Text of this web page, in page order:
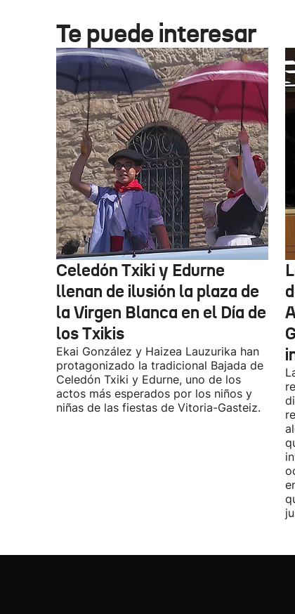
Te puede interesar
Celedón Txiki y Edurne
llenan de ilusión la plaza de
la Virgen Blanca en el Día de
los Txikis
Ekai González y Haizea Lauzurika han
protagonizado la tradicional Bajada de
Celedón Txiki y Edurne, uno de los
actos más esperados por los niños y
niñas de las fiestas de Vitoria-Gasteiz.